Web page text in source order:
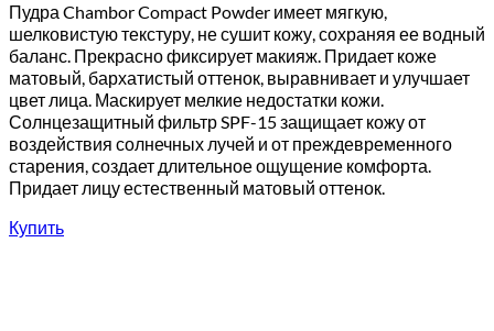
Пудра Chambor Compact Powder имеет мягкую,
шелковистую текстуру, не сушит кожу, сохраняя ее водный
баланс. Прекрасно фиксирует макияж. Придает коже
матовый, бархатистый оттенок, выравнивает и улучшает
цвет лица. Маскирует мелкие недостатки кожи.
Солнцезащитный фильтр SPF-15 защищает кожу от
воздействия солнечных лучей и от преждевременного
старения, создает длительное ощущение комфорта.
Придает лицу естественный матовый оттенок.
Купить